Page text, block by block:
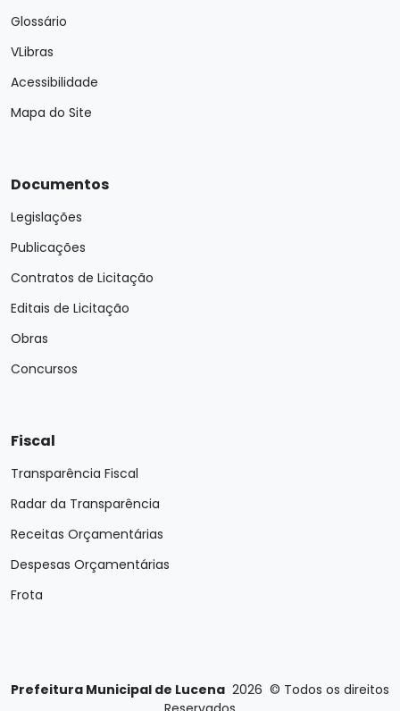
Glossário
VLibras
Acessibilidade
Mapa do Site
Documentos
Legislações
Publicações
Contratos de Licitação
Editais de Licitação
Obras
Concursos
Fiscal
Transparência Fiscal
Radar da Transparência
Receitas Orçamentárias
Despesas Orçamentárias
Frota
Prefeitura Municipal de Lucena 2026 © Todos os direitos